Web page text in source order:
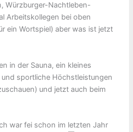
Würzburger-Nachtleben-
Arbeitskollegen bei oben
ein Wortspiel) aber was ist jetzt
in der Sauna, ein kleines
sportliche Höchstleistungen
und jetzt auch beim
war fei schon im letzten Jahr